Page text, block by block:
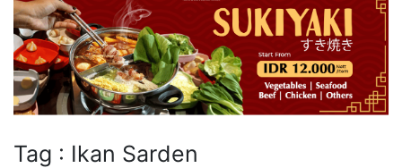
Tag : Ikan Sarden